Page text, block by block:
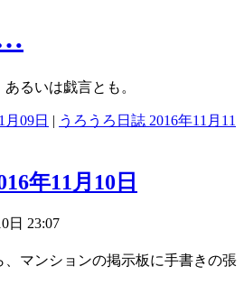
るいは戯言とも。
09日 | うろうろ日誌 2016年11月11
年11月10日
日 23:07
マンションの掲示板に手書きの張